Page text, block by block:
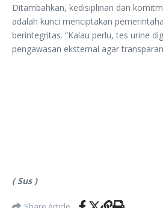
Ditambahkan, kedisiplinan dan
adalah kunci menciptakan
berintegritas. “Kalau perlu, tes urine
pengawasan eksternal agar
( Sus )